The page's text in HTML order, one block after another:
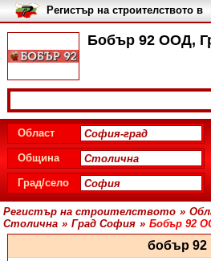
Бобър 92 ООД,
Регистър на строителството в
България
Област
Община
Град/село
Регистър на строителството »
Столична » Град София » Бобър 92
бобър 92